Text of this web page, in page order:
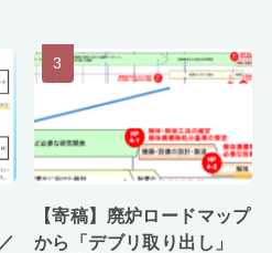
【寄稿】廃炉ロードマップ
から「デブリ取り出し」